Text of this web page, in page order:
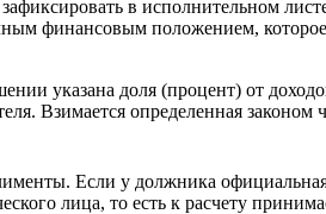
в исполнительном
финансовым положением,
указана доля (процент) от
Взимается определенная законом
Если у должника
лица, то есть к расчету